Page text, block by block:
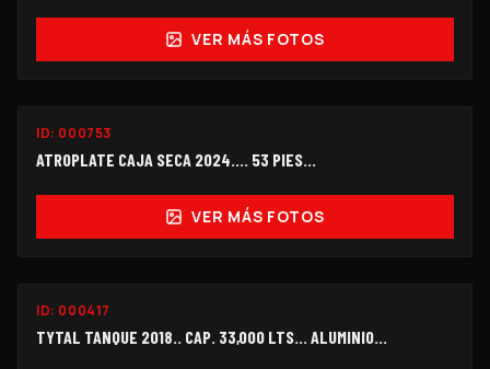
VER MÁS FOTOS
ID: 000753
ATROPLATE CAJA SECA 2024.... 53 PIES...
VER MÁS FOTOS
ID: 000417
TYTAL TANQUE 2018.. CAP. 33,000 LTS... ALUMINIO...